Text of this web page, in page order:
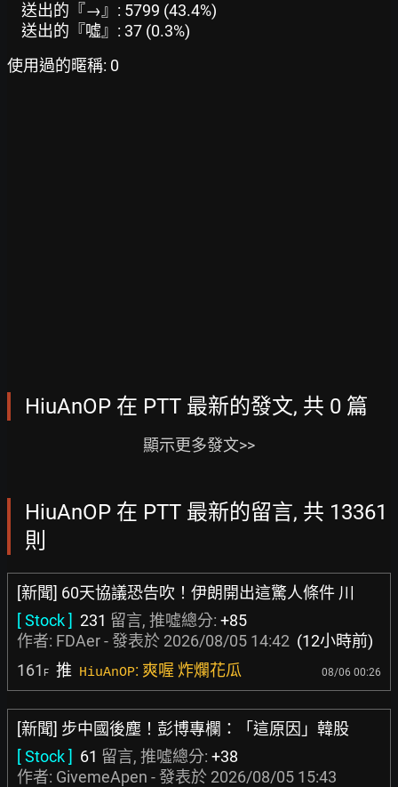
送出的『→』: 5799 (43.4%)
送出的『噓』: 37 (0.3%)
使用過的暱稱: 0
HiuAnOP 在 PTT 最新的發文, 共 0 篇
顯示更多發文>>
HiuAnOP 在 PTT 最新的留言, 共 13361
則
[新聞] 60天協議恐告吹！伊朗開出這驚人條件 川
[ Stock ] 231 留言, 推噓總分: +85
作者: FDAer- 發表於 2026/08/05 14:42 (12小時前)
161 F 推 HiuAnOP: 爽喔 炸爛花瓜 08/06 00:26
[新聞] 步中國後塵！彭博專欄：「這原因」韓股
[ Stock ] 61 留言, 推噓總分: +38
作者: GivemeApen - 發表於 2026/08/05 15:43